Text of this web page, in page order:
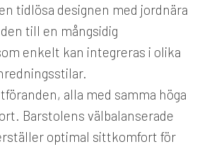
tidlösa designen med jordnära
till en mångsidig
enkelt kan integreras i olika
alla med samma höga
Barstolens välbalanserade
optimal sittkomfort för